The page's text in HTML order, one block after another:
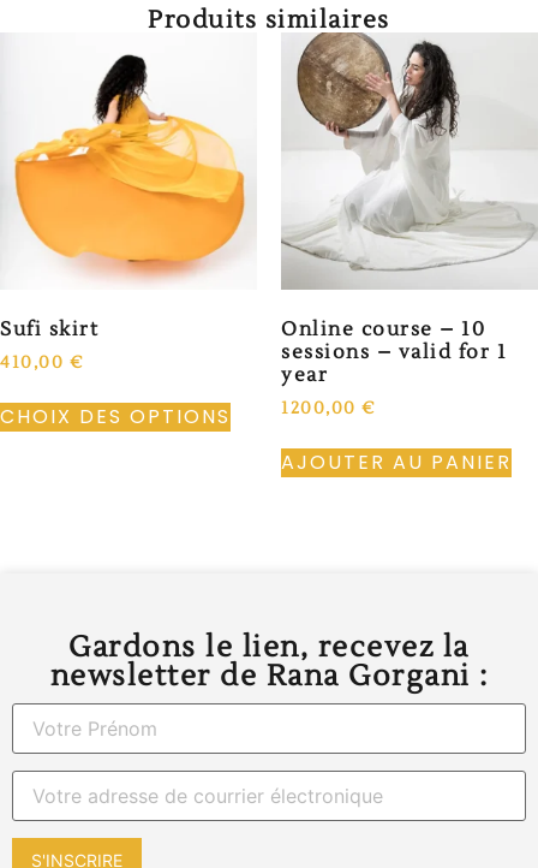
Produits similaires
Sufi skirt
410,00 €
CHOIX DES OPTIONS
Online course – 10
sessions – valid for 1
year
1200,00 €
AJOUTER AU PANIER
Gardons le lien, recevez la
newsletter de Rana Gorgani :